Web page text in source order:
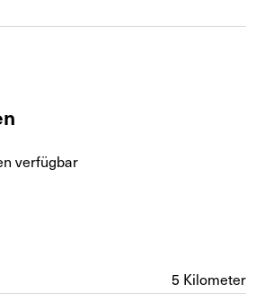
verfügbar
5 Kilometer